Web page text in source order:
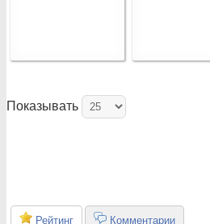
Показывать
Рейтинг Комментарии